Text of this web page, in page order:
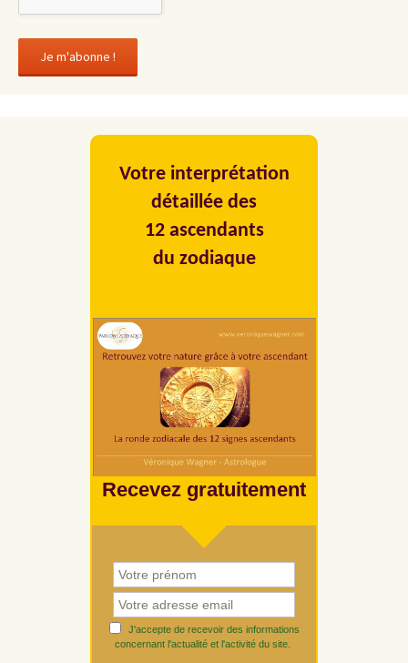
Votre interprétation
détaillée des
12 ascendants
du zodiaque
Recevez gratuitement
J'accepte de recevoir des informations
concernant l'actualité et l'activité du site.